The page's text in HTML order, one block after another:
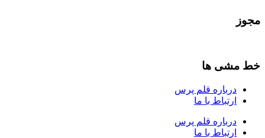
مجوز
خط مشی ها
درباره قلم پرس
ارتباط با ما
درباره قلم پرس
ارتباط با ما